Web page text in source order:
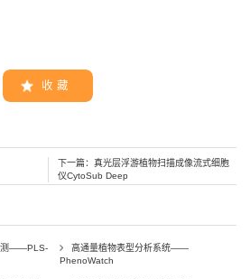
收 藏
下一篇： 真光层浮游植物扫描成像流式细胞
仪CytoSub Deep
测——PLS-
高通量植物表型分析系统——
PhenoWatch